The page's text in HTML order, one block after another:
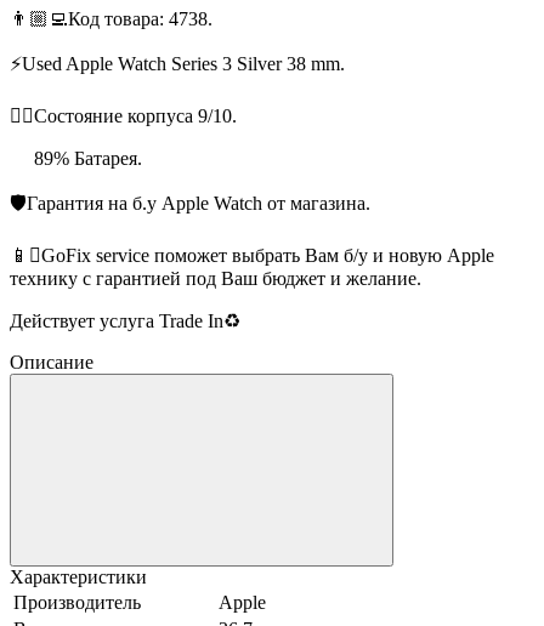
👨🏼‍💻Код товара: 4738.
⚡️Used Apple Watch Series 3 Silver 38 mm.
👌🏻Состояние корпуса 9/10.
89% Батарея.
🛡Гарантия на б.у Apple Watch от магазина.
📱GoFix service поможет выбрать Вам б/у и новую Apple
технику с гарантией под Ваш бюджет и желание.
Действует услуга Trade In♻️
Описание
Характеристики
Производитель
Apple